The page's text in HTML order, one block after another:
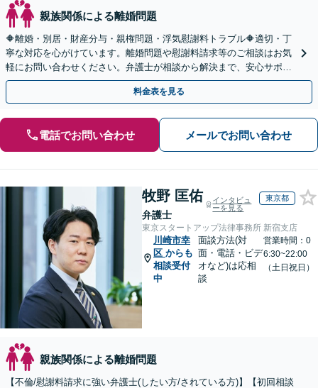
親族関係による離婚問題
🔶離婚・別居・財産分与・親権問題・浮気慰謝料トラブル🔶適切・丁
寧な対応を心がけています。離婚問題や慰謝料請求等のご相談はお気
軽にお問い合わせください。弁護士が相談から解決まで、安心サポー
トいたします。◤完全予約制・初回法律相談無料◢
料金表を見る
電話でお問い合わせ メールでお問い合わせ
牧野 匡佑
弁護士
インタビュ
ーを見る
東京都
東京スタートアップ法律事務所 新宿支店
川崎市幸
区 からも
相談受付
中
面談方法(対
面・電話・ビデ
オなど)は応相
談
営業時間：0
6:30~22:00
（土日祝日）
親族関係による離婚問題
【不倫/慰謝料請求に強い弁護士(したい方/されている方)】【初回相談